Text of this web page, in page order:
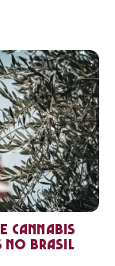
cannabis
no Brasil